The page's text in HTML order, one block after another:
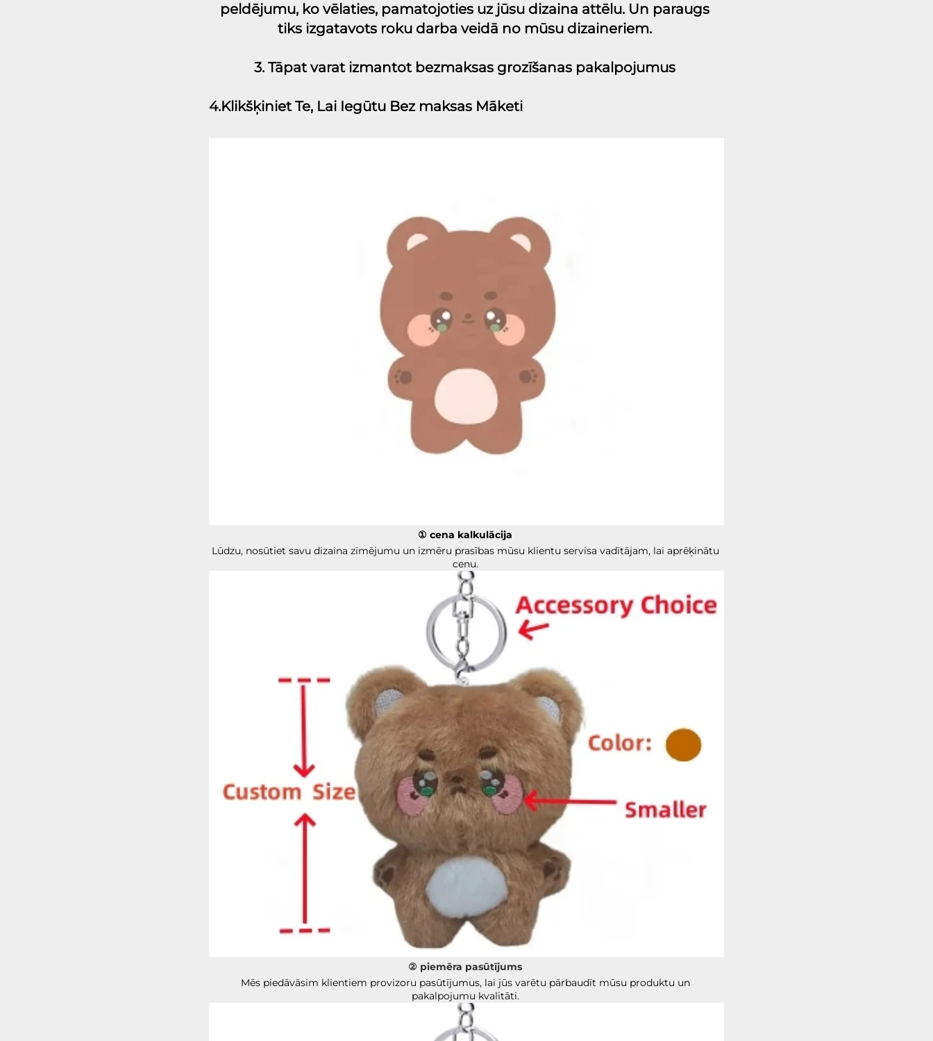
peldējumu, ko vēlaties, pamatojoties uz jūsu dizaina attēlu. Un paraugs
tiks izgatavots roku darba veidā no mūsu dizaineriem.
3. Tāpat varat izmantot bezmaksas grozīšanas pakalpojumus
4.Klikšķiniet Te, Lai Iegūtu Bez maksas Māketi
① cena kalkulācija
Lūdzu, nosūtiet savu dizaina zīmējumu un izmēru prasības mūsu klientu servisa vadītājam, lai aprēķinātu
cenu.
② piemēra pasūtījums
Mēs piedāvāsim klientiem provizoru pasūtījumus, lai jūs varētu pārbaudīt mūsu produktu un
pakalpojumu kvalitāti.